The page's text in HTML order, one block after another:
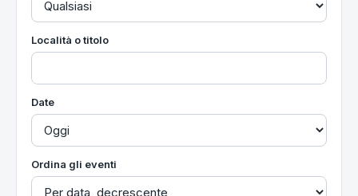
Località o titolo
Date
Ordina gli eventi